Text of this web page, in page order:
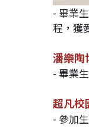
- 畢業
程，獲
潘樂陶
- 畢業
超凡
- 參加